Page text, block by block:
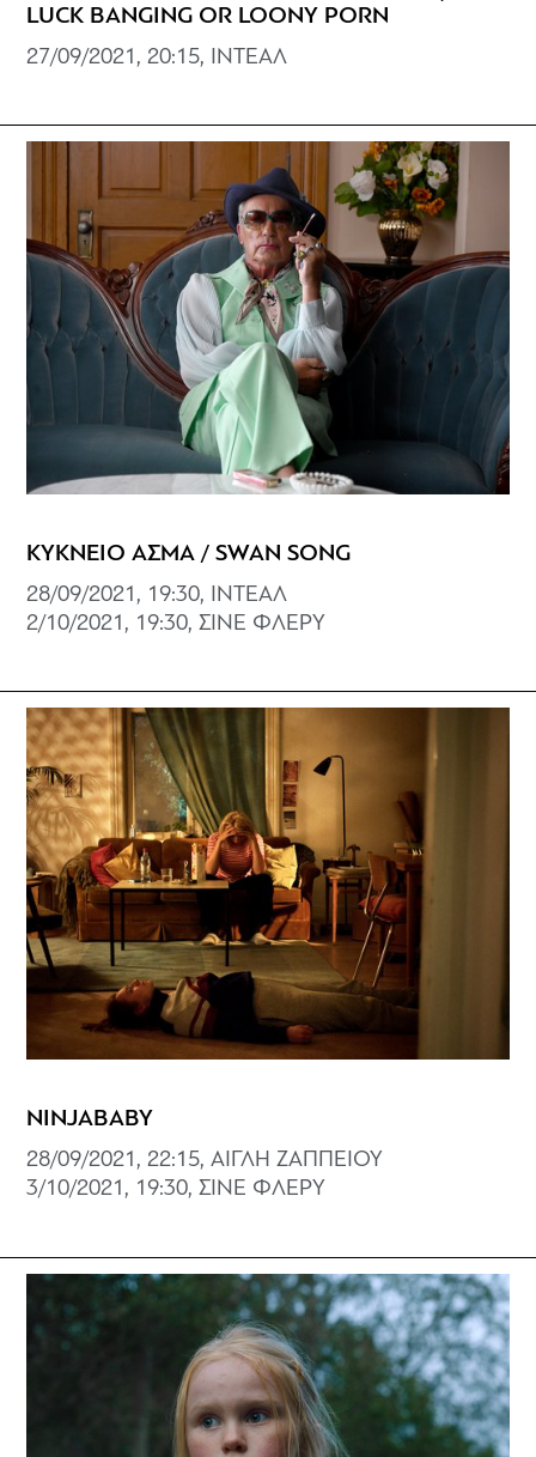
LUCK BANGING OR LOONY PORN
27/09/2021, 20:15, ΙΝΤΕΑΛ
ΚΥΚΝΕΙΟ ΑΣΜΑ / SWAN SONG
28/09/2021, 19:30, ΙΝΤΕΑΛ
2/10/2021, 19:30, ΣΙΝΕ ΦΛΕΡΥ
NINJABABY
28/09/2021, 22:15, ΑΙΓΛΗ ΖΑΠΠΕΙΟΥ
3/10/2021, 19:30, ΣΙΝΕ ΦΛΕΡΥ